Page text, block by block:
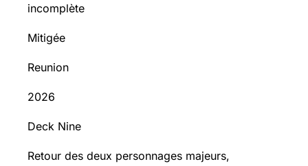
incomplète
Mitigée
Reunion
2026
Deck Nine
Retour des deux personnages majeurs,